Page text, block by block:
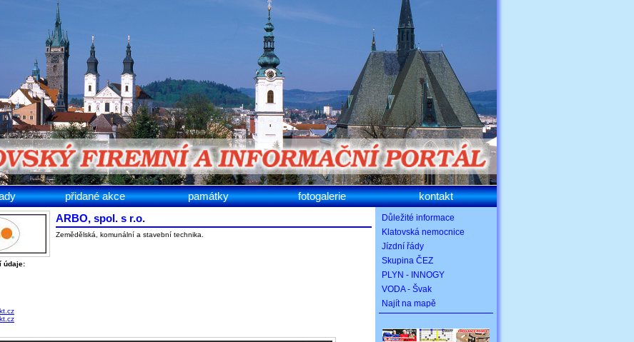
přidané akce památky fotogalerie kontakt
ARBO, spol. s r.o.
Zemědělská, komunální a stavební technika.
údaje:
Důležité informace
Klatovská nemocnice
Jízdní řády
Skupina ČEZ
PLYN - INNOGY
VODA - Švak
Najít na mapě